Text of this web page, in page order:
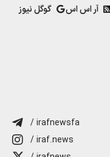
آر اس اس گوگل نیوز
/ irafnewsfa
/ iraf.news